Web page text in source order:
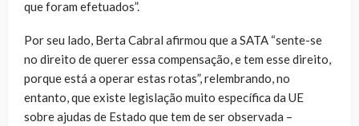
que foram efetuados”.
Por seu lado, Berta Cabral afirmou que a SATA “sente-se
no direito de querer essa compensação, e tem esse direito,
porque está a operar estas rotas”, relembrando, no
entanto, que existe legislação muito específica da UE
sobre ajudas de Estado que tem de ser observada –